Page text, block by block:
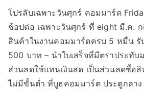
โปรลับเฉพาะวันศุกร์ คอมมาร์ต
ช้อปต่อ เฉพาะวันศุกร์ ที่ eight มี.ค.
สินค้าในงานคอมมาร์ตครบ 5 หมื่น รั
500 บาท – นำใบเสร็จที่มีตราประทับ
ส่วนลดใช้แทนเงินสด เป็นส่วนลดซื้อ
ไม่มีขั้นต่ำ ที่บูธคอมมาร์ต ประตูกลา